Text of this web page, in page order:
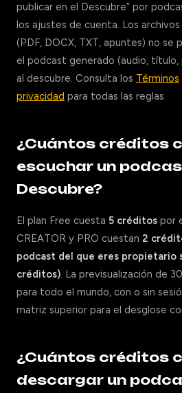
publicar en el Descubre” por
los ajustes de cuenta. Los
(PDF, DOCX, TXT, apuntes) no se
el podcast generado (audio, título,
al descubre. Consulta los Términos
privacidad para todas las reglas.
¿Cuántos créditos
escuchar un
Descubre?
El plan Free cuesta 5 créditos por
CREATOR y PRO cuestan 2
podcast del que eres propietario
créditos). La previsualización de
para todo el mundo, con o sin
matriz superior para el desglose
¿Cuántos créditos
descargar un